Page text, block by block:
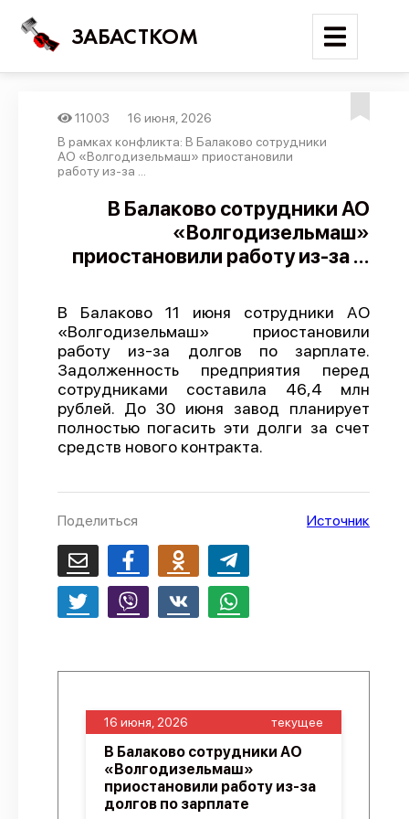
ЗАБАСТКОМ
Войти
Новости
Карта событий
Отчеты
Предложить публикацию
Справочник
API
О проекте
11003
16 июня, 2026
В рамках конфликта: В Балаково сотрудники
АО «Волгодизельмаш» приостановили
работу из-за ...
В Балаково сотрудники АО
«Волгодизельмаш»
приостановили работу из-за ...
В Балаково 11 июня сотрудники АО
«Волгодизельмаш» приостановили
работу из-за долгов по зарплате.
Задолженность предприятия перед
сотрудниками составила 46,4 млн
рублей. До 30 июня завод планирует
полностью погасить эти долги за счет
средств нового контракта.
Поделиться Источник
16 июня, 2026 текущее
В Балаково сотрудники АО
«Волгодизельмаш»
приостановили работу из-за
долгов по зарплате